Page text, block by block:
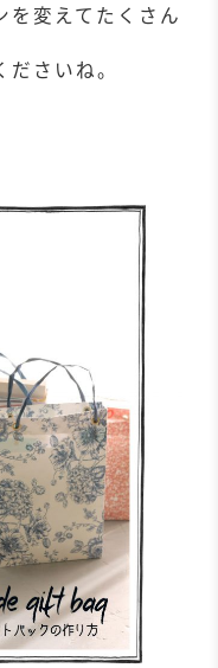
を変えてたくさん
さいね。